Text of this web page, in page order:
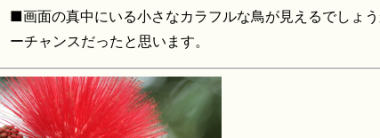
■画面の真中にいる小さなカラフルな鳥が見えるでしょ
ーチャンスだったと思います。